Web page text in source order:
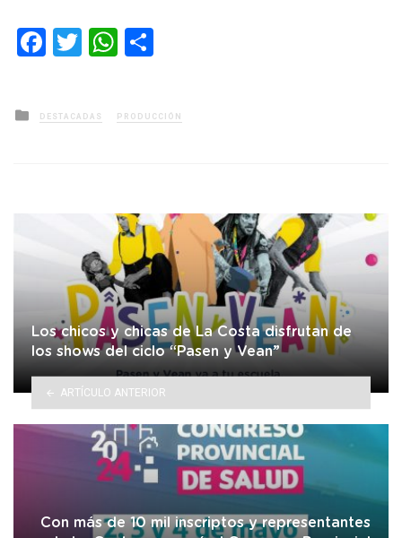
Facebook
TwitterWhatsApp
Posted
in
DESTACADAS PRODUCCIÓN
Los chicos y chicas de La Costa disfrutan de
los shows del ciclo “Pasen y Vean”
ARTÍCULO ANTERIOR
Con más de 10 mil inscriptos y representantes